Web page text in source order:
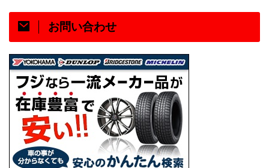
お問い合わせ